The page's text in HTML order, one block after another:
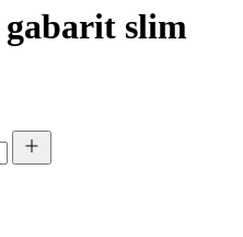
gabarit slim